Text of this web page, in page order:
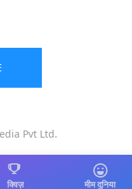
Pvt Ltd.
क्विज़ मीम दुनिया